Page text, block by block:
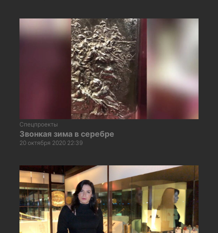
Спецпроекты
Звонкая зима в серебре
20 октября 2020 22:39